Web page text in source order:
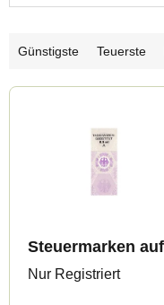
P
o
Günstigste Teuerste
L
Steuermarken
Nur Registriert